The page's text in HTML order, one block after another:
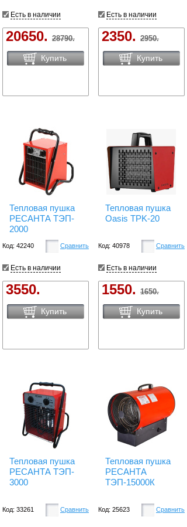
Есть в наличии
20650. 28790.
Купить
Есть в наличии
2350. 2950.
Купить
Тепловая пушка
РЕСАНТА ТЭП-
2000
Код: 42240 Сравнить
Есть в наличии
3550.
Купить
Тепловая пушка
Oasis TPK-20
Код: 40978 Сравнить
Есть в наличии
1550. 1650.
Купить
Тепловая пушка
РЕСАНТА ТЭП-
3000
Код: 33261 Сравнить
Тепловая пушка
РЕСАНТА
ТЭП-15000К
Код: 25623 Сравнить